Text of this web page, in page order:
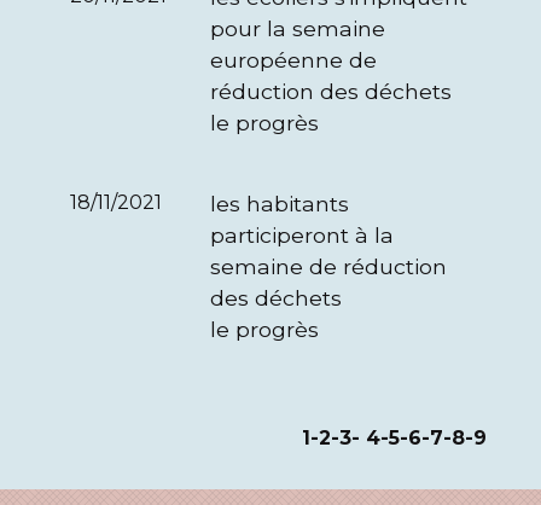
pour la semaine
européenne de
réduction des déchets
le progrès
18/11/2021
les habitants
participeront à la
semaine de réduction
des déchets
le progrès
1-2-3- 4-5-6-7-8-9